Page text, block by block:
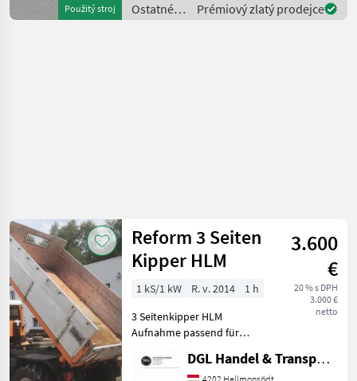
Použitý stroj
Ostatné
poľnohospodárske
Prémiový zlatý prodejce
Reform 3 Seiten
Kipper HLM
3.600
€
20 % s DPH
3.000 €
netto
1 kS/1 kW R. v. 2014
1 h
3 Seitenkipper HLM
Aufnahme passend für
Radstand), auf Wunsch mit
DGL Handel & Transporte